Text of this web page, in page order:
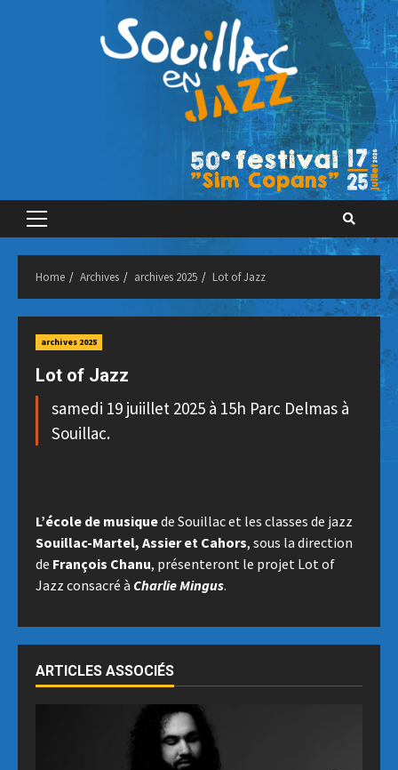
Primary
Home Archives archives 2025 Lot of Jazz
archives 2025
Lot of Jazz
samedi 19 juiillet 2025 à 15h Parc Delmas à
Souillac.
L’école de musiquede Souillac et les classes de jazz
Souillac-Martel, Assier et Cahors, sous la direction
de François Chanu, présenteront le projet Lot of
Jazz consacré à Charlie Mingus.
ARTICLES ASSOCIÉS